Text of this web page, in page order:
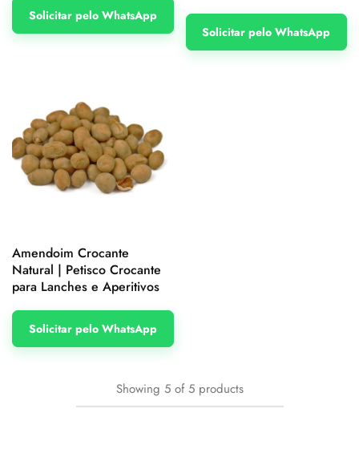
Solicitar pelo WhatsApp
Solicitar pelo WhatsApp
Amendoim Crocante
Natural | Petisco Crocante
para Lanches e Aperitivos
Solicitar pelo WhatsApp
Showing 5 of 5 products